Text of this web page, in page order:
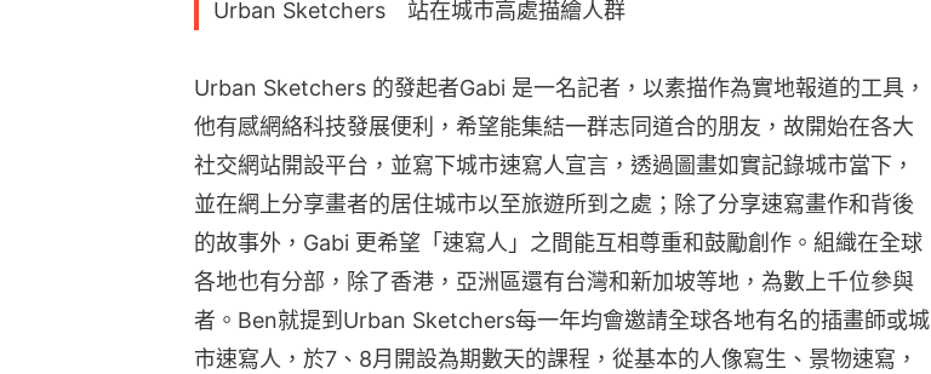
Urban Sketchers 站在城市高處描繪人群
Urban Sketchers 的發起者Gabi 是一名記者，以素描作為實地報道的工具，
他有感網絡科技發展便利，希望能集結一群志同道合的朋友，故開始在各大
社交網站開設平台，並寫下城市速寫人宣言，透過圖畫如實記錄城市當下，
並在網上分享畫者的居住城市以至旅遊所到之處；除了分享速寫畫作和背後
的故事外，Gabi 更希望「速寫人」之間能互相尊重和鼓勵創作。組織在全球
各地也有分部，除了香港，亞洲區還有台灣和新加坡等地，為數上千位參與
者。Ben就提到Urban Sketchers每一年均會邀請全球各地有名的插畫師或城
市速寫人，於7、8月開設為期數天的課程，從基本的人像寫生、景物速寫，